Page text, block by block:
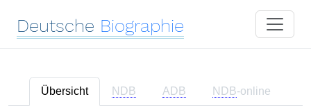
Deutsche Biographie
Übersicht NDB ADB NDB-online